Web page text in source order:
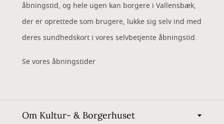
åbningstid, og hele ugen kan borgere i Vallensbæk,
der er oprettede som brugere, lukke sig selv ind med
deres sundhedskort i vores selvbetjente åbningstid.
Se vores åbningstider
Om Kultur- & Borgerhuset